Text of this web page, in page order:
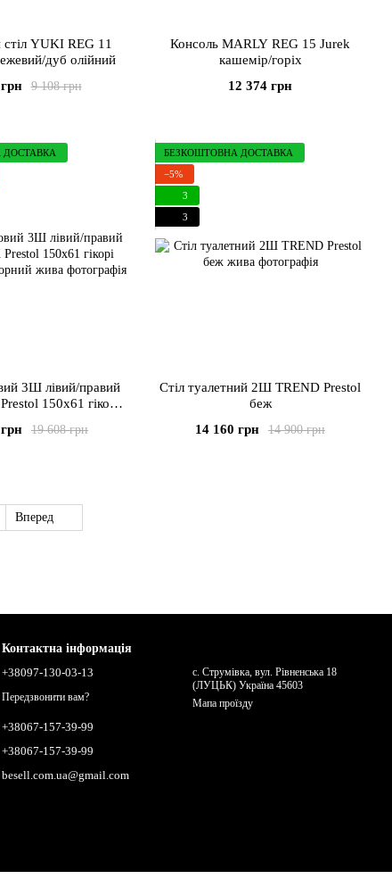
YUKI REG 11
дуб олійний
9 108 грн
Консоль MARLY REG 15 Jurek
кашемір/горіх
12 374 грн
ДОСТАВКА
3Ш лівий/правий
150х61 гікорі
19 608 грн
БЕЗКОШТОВНА ДОСТАВКА
−5%
3
3
Стіл туалетний 2Ш TREND Prestol
беж
14 900 грн
14 160 грн
Вперед
Контактна інформація
+38097-130-03-13
Передзвонити вам?
+38067-157-39-99
+38067-157-39-99
besell.com.ua@gmail.com
с. Струмівка, вул. Рівненська 18
(ЛУЦЬК) Україна 45603
Мапа проїзду